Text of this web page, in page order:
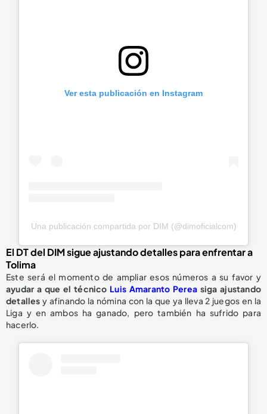
Ver esta publicación en Instagram
Una publicación compartida por DIM (@dimoficialcom)
El DT del DIM sigue ajustando detalles para enfrentar a
Tolima
Este será el momento de ampliar esos números a su favor y
ayudar a que el técnico Luis Amaranto Perea siga ajustando
detalles y afinando la nómina con la que ya lleva 2 juegos en la
Liga y en ambos ha ganado, pero también ha sufrido para
hacerlo.